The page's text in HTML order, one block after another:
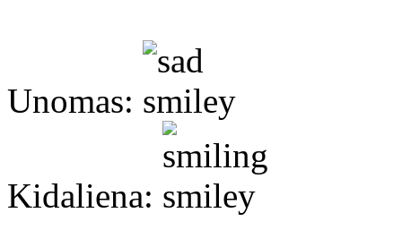
Unomas:
Kidaliena: